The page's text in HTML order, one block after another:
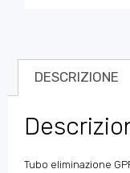
DESCRIZIONE
Tubo eliminazione